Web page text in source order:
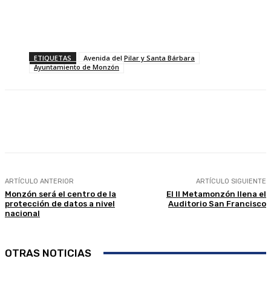
ETIQUETAS
Avenida del Pilar y Santa Bárbara
Ayuntamiento de Monzón
ARTÍCULO ANTERIOR
Monzón será el centro de la
protección de datos a nivel
nacional
ARTÍCULO SIGUIENTE
El II Metamonzón llena el
Auditorio San Francisco
OTRAS NOTICIAS